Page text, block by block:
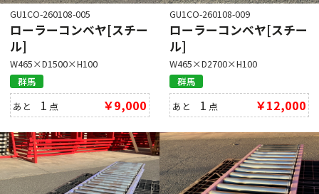
GU1CO-260108-005
ローラーコンベヤ[スチー
ル]
W465×D1500×H100
群馬
あと 1 点 ￥9,000
GU1CO-260108-009
ローラーコンベヤ[スチー
ル]
W465×D2700×H100
群馬
あと 1 点 ￥12,000